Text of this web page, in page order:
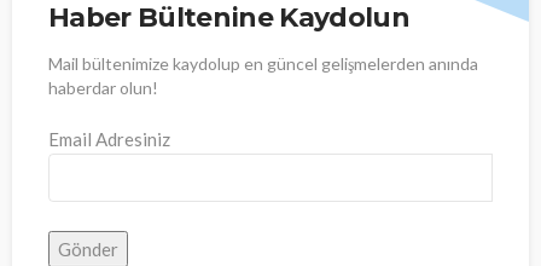
Haber Bültenine Kaydolun
Mail bültenimize kaydolup en güncel gelişmelerden anında
haberdar olun!
Email Adresiniz